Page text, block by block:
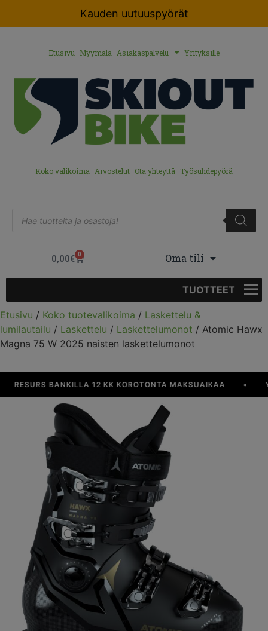
Kauden uutuuspyörät
Etusivu Myymälä Asiakaspalvelu Yrityksille
Koko valikoima Arvostelut Ota yhteyttä Työsuhdepyörä
0,00€ 0 Oma tili
TUOTTEET
Etusivu / Koko tuotevalikoima / Laskettelu &
lumilautailu / Laskettelu / Laskettelumonot / Atomic Hawx
Magna 75 W 2025 naisten laskettelumonot
BANKILLA 12 KK KOROTONTA MAKSUAIKAA